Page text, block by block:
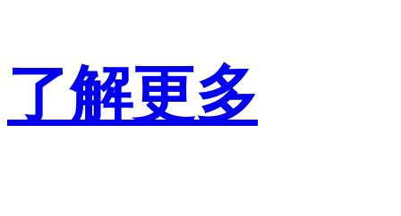
了解更多